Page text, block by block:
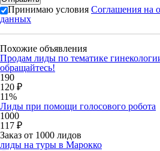
Принимаю условия Соглашения на
данных
Похожие объявления
Продам лиды по тематике
обращайтесь!
190
120 ₽
11%
Лиды при помощи голосового робота
1000
117 ₽
Заказ от 1000 лидов
лиды на туры в Марокко